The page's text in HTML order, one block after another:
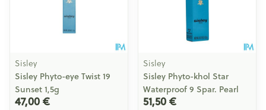
Sisley
Sisley Phyto-eye Twist 19
Sunset 1,5g
47,00 €
Sisley
Sisley Phyto-khol Star
Waterproof 9 Spar. Pearl
51,50 €